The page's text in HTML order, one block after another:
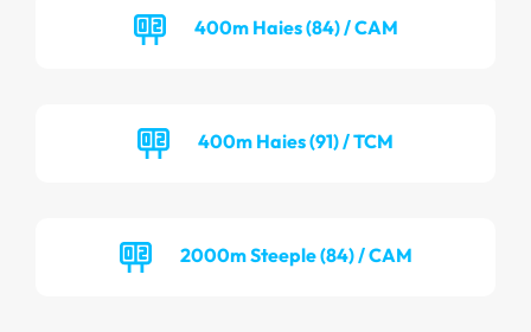
400m Haies (84) / CAM
400m Haies (91) / TCM
2000m Steeple (84) / CAM